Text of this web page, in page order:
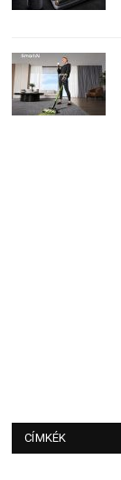
CÍMKÉK